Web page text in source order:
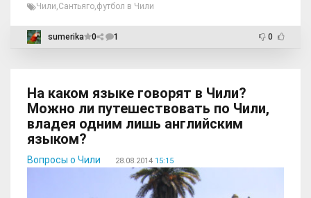
Чили Сантьяго футбол в Чили
sumerika 0 1 0
На каком языке говорят в Чили?
Можно ли путешествовать по Чили,
владея одним лишь английским
языком?
Вопросы о Чили 28.08.2014 15:15